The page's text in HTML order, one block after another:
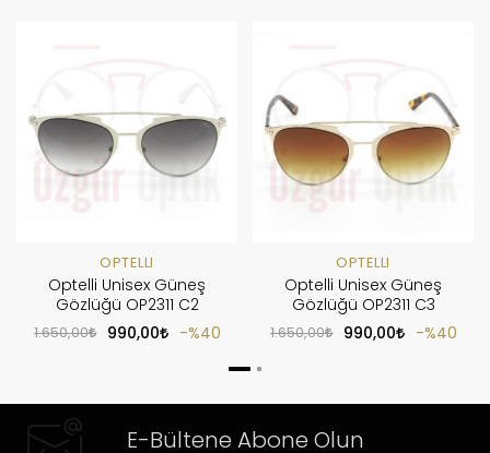
OPTELLI
Optelli Unisex Güneş
Gözlüğü OP2311 C2
1.650,00 990,00 %40
OPTELLI
Optelli Unisex Güneş
Gözlüğü OP2311 C3
1.650,00 990,00 %40
E-Bültene Abone Olun